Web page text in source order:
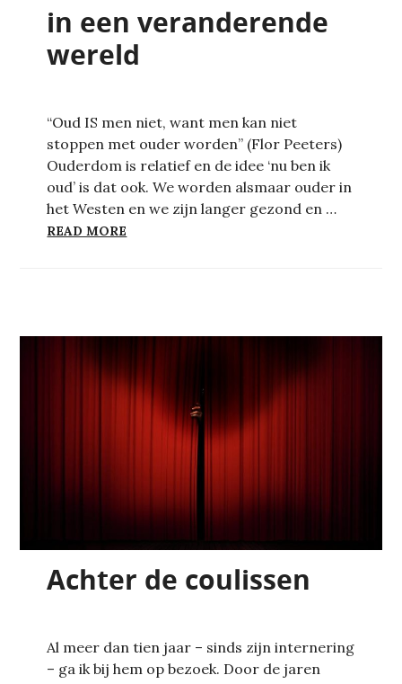
in een veranderende
wereld
“Oud IS men niet, want men kan niet
stoppen met ouder worden” (Flor Peeters)
Ouderdom is relatief en de idee ‘nu ben ik
oud’ is dat ook. We worden alsmaar ouder in
het Westen en we zijn langer gezond en …
READ MORE
Achter de coulissen
Al meer dan tien jaar – sinds zijn internering
– ga ik bij hem op bezoek. Door de jaren